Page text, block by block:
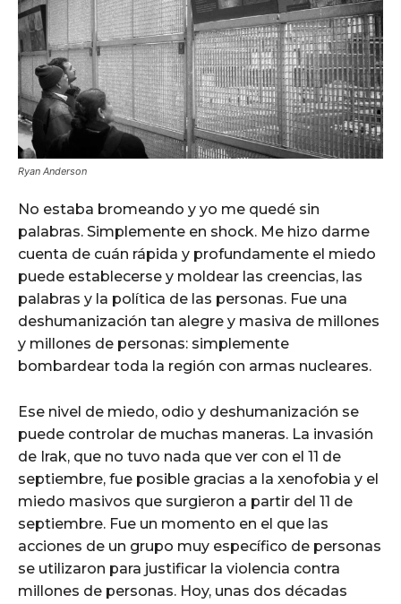
Ryan Anderson
No estaba bromeando y yo me quedé sin
palabras. Simplemente en shock. Me hizo darme
cuenta de cuán rápida y profundamente el miedo
puede establecerse y moldear las creencias, las
palabras y la política de las personas. Fue una
deshumanización tan alegre y masiva de millones
y millones de personas: simplemente
bombardear toda la región con armas nucleares.
Ese nivel de miedo, odio y deshumanización se
puede controlar de muchas maneras. La invasión
de Irak, que no tuvo nada que ver con el 11 de
septiembre, fue posible gracias a la xenofobia y el
miedo masivos que surgieron a partir del 11 de
septiembre. Fue un momento en el que las
acciones de un grupo muy específico de personas
se utilizaron para justificar la violencia contra
millones de personas. Hoy, unas dos décadas